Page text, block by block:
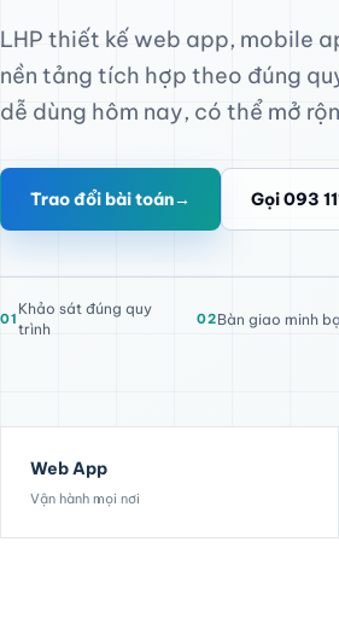
LHP thiết kế web app, mobile
nền tảng tích hợp theo đúng
dễ dùng hôm nay, có thể mở
Trao đổi bài toán→ Gọi 093
01
Khảo sát đúng quy
trình
02Bàn giao minh
Web App
Vận hành mọi nơi